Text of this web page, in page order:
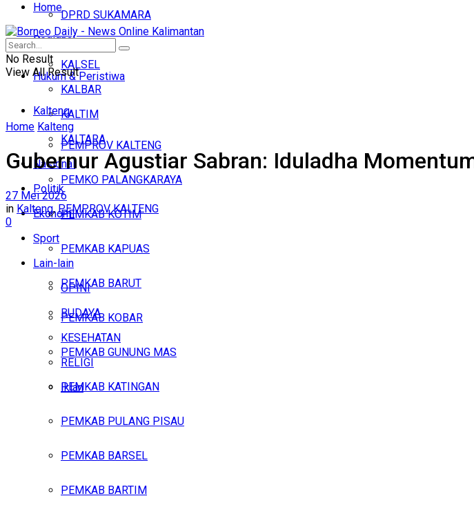
DPRD SUKAMARA
Regional
KALSEL
KALBAR
KALTIM
KALTARA
Nasional
Politik
Ekonomi
Sport
Lain-lain
OPINI
BUDAYA
KESEHATAN
RELIGI
Iklan
Kamis, Agustus 6, 2026
Home
Headline
Hukum & Peristiwa
Kalteng
PEMPROV KALTENG
PEMKO PALANGKARAYA
PEMKAB KOTIM
PEMKAB KAPUAS
PEMKAB BARUT
PEMKAB KOBAR
PEMKAB GUNUNG MAS
PEMKAB KATINGAN
PEMKAB PULANG PISAU
PEMKAB BARSEL
PEMKAB BARTIM
No Result
View All Result
Home Kalteng
Gubernur Agustiar Sabran: Iduladha
27 Mei 2026
in Kalteng,PEMPROV KALTENG
0